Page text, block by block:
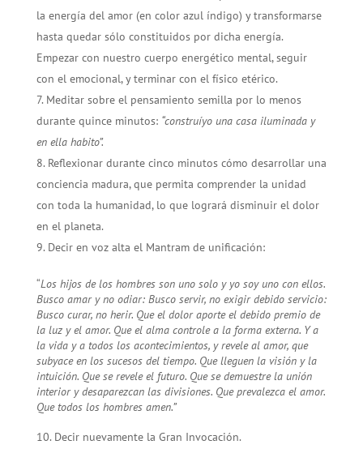
la energía del amor (en color azul índigo) y transformarse
hasta quedar sólo constituidos por dicha energía.
Empezar con nuestro cuerpo energético mental, seguir
con el emocional, y terminar con el físico etérico.
Meditar sobre el pensamiento semilla por lo menos
durante quince minutos: “construíyo una casa iluminada y
en ella habito”.
Reflexionar durante cinco minutos cómo desarrollar una
conciencia madura, que permita comprender la unidad
con toda la humanidad, lo que logrará disminuir el dolor
en el planeta.
Decir en voz alta el Mantram de unificación:
“Los hijos de los hombres son uno solo y yo soy uno con ellos.
Busco amar y no odiar: Busco servir, no exigir debido servicio:
Busco curar, no herir. Que el dolor aporte el debido premio de
la luz y el amor. Que el alma controle a la forma externa. Y a
la vida y a todos los acontecimientos, y revele al amor, que
subyace en los sucesos del tiempo. Que lleguen la visión y la
intuición. Que se revele el futuro. Que se demuestre la unión
interior y desaparezcan las divisiones. Que prevalezca el amor.
Que todos los hombres amen.”
Decir nuevamente la Gran Invocación.